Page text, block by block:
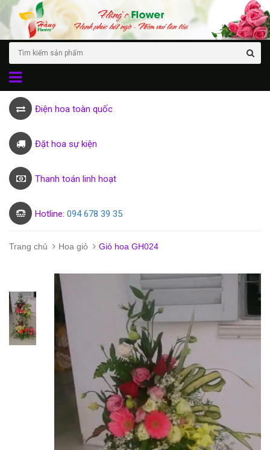
Điện hoa toàn quốc
Đặt hoa sự kiện
Thanh toán linh hoạt
Hotline: 094 678 39 35
Trang chủ Hoa giỏ Giỏ hoa GH024